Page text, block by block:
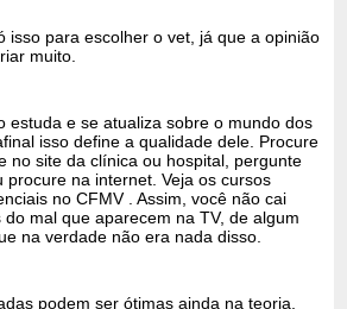
isso para escolher o vet, já que a opinião
muito.
estuda e se atualiza sobre o mundo dos
isso define a qualidade dele. Procure
no site da clínica ou hospital, pergunte
procure na internet. Veja os cursos
no CFMV . Assim, você não cai
mal que aparecem na TV, de algum
na verdade não era nada disso.
podem ser ótimas ainda na teoria,